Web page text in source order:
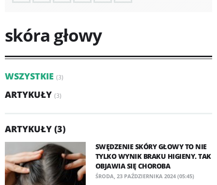
skóra głowy
WSZYSTKIE (3)
ARTYKUŁY (3)
ARTYKUŁY (3)
SWĘDZENIE SKÓRY GŁOWY TO NIE
TYLKO WYNIK BRAKU HIGIENY. TAK
OBJAWIA SIĘ CHOROBA
ŚRODA, 23 PAŹDZIERNIKA 2024 (05:45)